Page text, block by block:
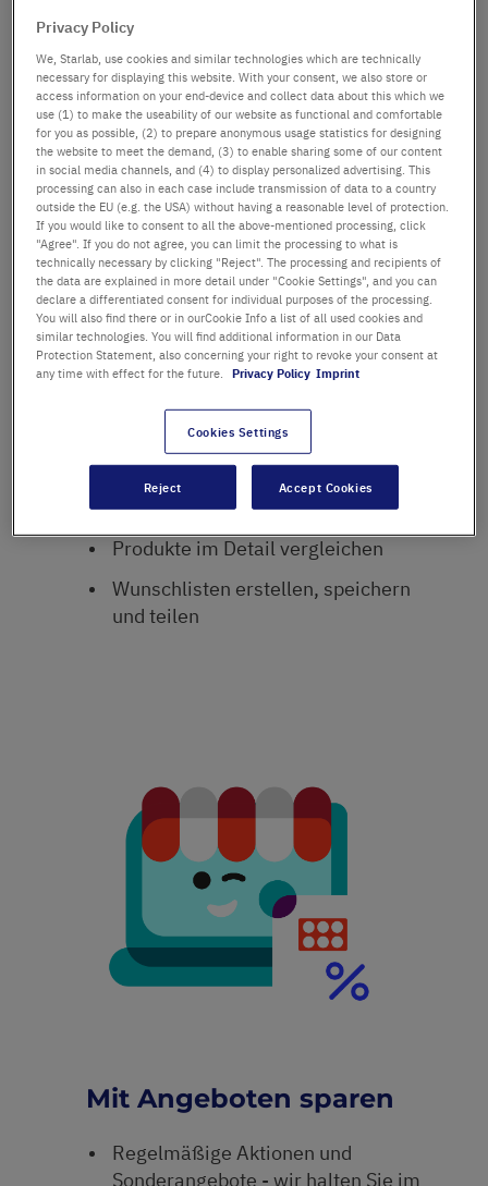
Intuitive Funktionen!
Finden Sie schnell die Produkte, die
Sie benötigen: intuitive
Produktsuche und einfache
Filtermöglichkeiten
Produkte im Detail vergleichen
Wunschlisten erstellen, speichern
und teilen
Mit Angeboten sparen
Regelmäßige Aktionen und
Sonderangebote - wir halten Sie im
Privacy Policy
We, Starlab, use cookies and similar technologies which are technically
necessary for displaying this website. With your consent, we also store or
access information on your end-device and collect data about this which we
use (1) to make the useability of our website as functional and comfortable
for you as possible, (2) to prepare anonymous usage statistics for designing
the website to meet the demand, (3) to enable sharing some of our content
in social media channels, and (4) to display personalized advertising. This
processing can also in each case include transmission of data to a country
outside the EU (e.g. the USA) without having a reasonable level of protection.
If you would like to consent to all the above-mentioned processing, click
"Agree". If you do not agree, you can limit the processing to what is
technically necessary by clicking "Reject". The processing and recipients of
the data are explained in more detail under "Cookie Settings", and you can
declare a differentiated consent for individual purposes of the processing.
You will also find there or in ourCookie Info a list of all used cookies and
similar technologies. You will find additional information in our Data
Protection Statement, also concerning your right to revoke your consent at
any time with effect for the future.
Privacy Policy Imprint
Cookies Settings
Reject Accept Cookies